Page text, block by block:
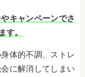
キャンペーンでさ
す。
体的不調、ストレ
に解消してしまい